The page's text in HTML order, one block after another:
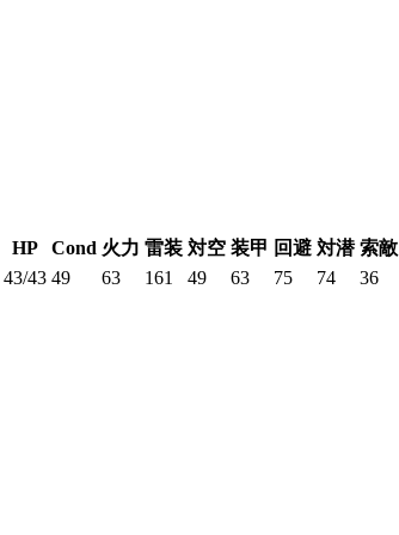
HP Cond 火力 雷装 対空 装甲 回避 対潜 索敵
43/43 49 63 161 49 63 75 74 36